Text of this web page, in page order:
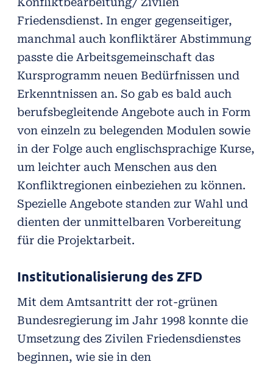
Friedensdienst. In enger gegenseitiger,
manchmal auch konfliktärer Abstimmung
passte die Arbeitsgemeinschaft das
Kursprogramm neuen Bedürfnissen und
Erkenntnissen an. So gab es bald auch
berufsbegleitende Angebote auch in Form
von einzeln zu belegenden Modulen sowie
in der Folge auch englischsprachige Kurse,
um leichter auch Menschen aus den
Konfliktregionen einbeziehen zu können.
Spezielle Angebote standen zur Wahl und
dienten der unmittelbaren Vorbereitung
für die Projektarbeit.
Institutionalisierung des ZFD
Mit dem Amtsantritt der rot-grünen
Bundesregierung im Jahr 1998 konnte die
Umsetzung des Zivilen Friedensdienstes
beginnen, wie sie in den